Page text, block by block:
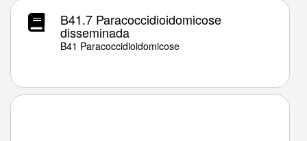
B41.7 Paracoccidioidomicose
disseminada
B41 Paracoccidioidomicose